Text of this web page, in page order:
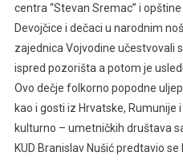
centra “Stevan Sremac” i opštine
Devojčice i dečaci u narodnim
zajednica Vojvodine učestvovali
ispred pozorišta a potom je
Ovo dečje folkorno popodne
kao i gosti iz Hrvatske, Rumunije
kulturno – umetničkih društava
KUD Branislav Nušić predtavio